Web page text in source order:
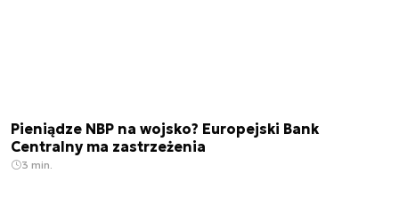
Pieniądze NBP na wojsko? Europejski Bank
Centralny ma zastrzeżenia
3 min.